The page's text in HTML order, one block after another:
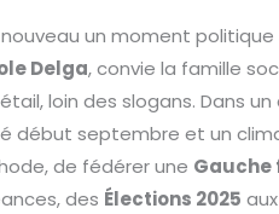
un moment
Delga, convie la famille
loin des slogans. Dans
début septembre et un
de fédérer une
des Élections 2025